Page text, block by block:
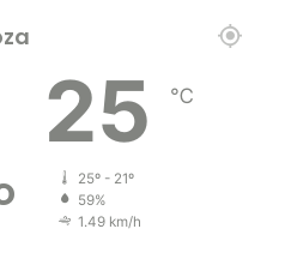
25 ℃
25º - 21º
59%
1.49 km/h